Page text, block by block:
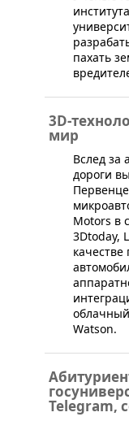
пахать
3D-
мир
​Вслед за
дороги
Motors в
3Dtoday,
Watson.
Telegram,